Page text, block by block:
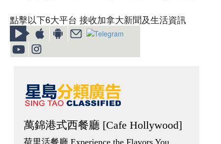
點擊以下6大平台 接收加拿大新聞及生活資訊